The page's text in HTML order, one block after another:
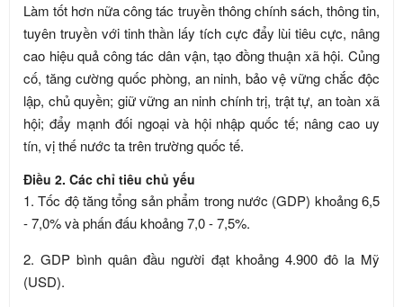
Làm tốt hơn nữa công tác truyền thông chính sách, thông tin,
tuyên truyền với tinh thần lấy tích cực đẩy lùi tiêu cực, nâng
cao hiệu quả công tác dân vận, tạo đồng thuận xã hội. Củng
cố, tăng cường quốc phòng, an ninh, bảo vệ vững chắc độc
lập, chủ quyền; giữ vững an ninh chính trị, trật tự, an toàn xã
hội; đẩy mạnh đối ngoại và hội nhập quốc tế; nâng cao uy
tín, vị thế nước ta trên trường quốc tế.
Điều 2. Các chỉ tiêu chủ yếu
1. Tốc độ tăng tổng sản phẩm trong nước (GDP) khoảng 6,5
- 7,0% và phấn đấu khoảng 7,0 - 7,5%.
2. GDP bình quân đầu người đạt khoảng 4.900 đô la Mỹ
(USD).